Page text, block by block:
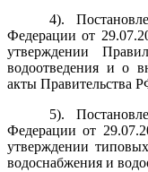
4).
Федерации от
утверждении
водоотведения и о
акты Правительства
5).
Федерации от
утверждении
водоснабжения и